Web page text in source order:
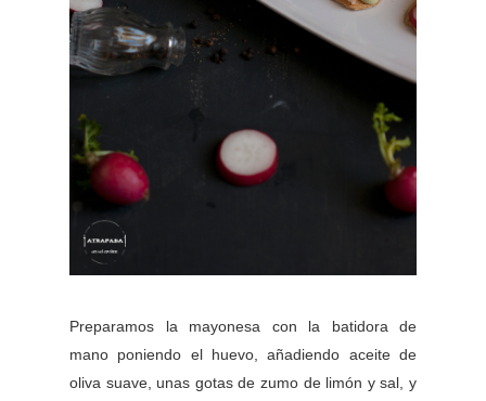
Preparamos la mayonesa con la batidora de
mano poniendo el huevo, añadiendo aceite de
oliva suave, unas gotas de zumo de limón y sal, y